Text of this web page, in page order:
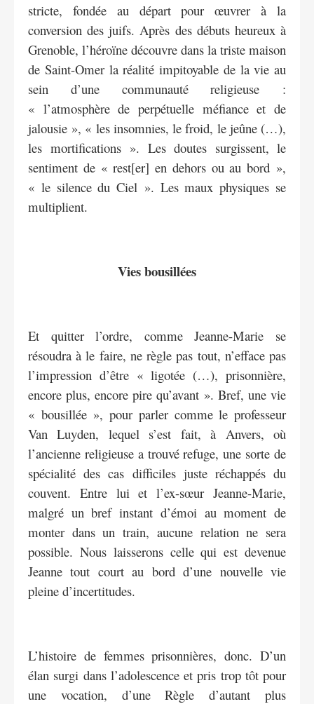
stricte, fondée au départ pour œuvrer à la
conversion des juifs. Après des débuts heureux à
Grenoble, l’héroïne découvre dans la triste maison
de Saint-Omer la réalité impitoyable de la vie au
sein d’une communauté religieuse :
« l’atmosphère de perpétuelle méfiance et de
jalousie », « les insomnies, le froid, le jeûne (…),
les mortifications ». Les doutes surgissent, le
sentiment de « rest[er] en dehors ou au bord »,
« le silence du Ciel ». Les maux physiques se
multiplient.
Vies bousillées
Et quitter l’ordre, comme Jeanne-Marie se
résoudra à le faire, ne règle pas tout, n’efface pas
l’impression d’être « ligotée (…), prisonnière,
encore plus, encore pire qu’avant ». Bref, une vie
« bousillée », pour parler comme le professeur
Van Luyden, lequel s’est fait, à Anvers, où
l’ancienne religieuse a trouvé refuge, une sorte de
spécialité des cas difficiles juste réchappés du
couvent. Entre lui et l’ex-sœur Jeanne-Marie,
malgré un bref instant d’émoi au moment de
monter dans un train, aucune relation ne sera
possible. Nous laisserons celle qui est devenue
Jeanne tout court au bord d’une nouvelle vie
pleine d’incertitudes.
L’histoire de femmes prisonnières, donc. D’un
élan surgi dans l’adolescence et pris trop tôt pour
une vocation, d’une Règle d’autant plus